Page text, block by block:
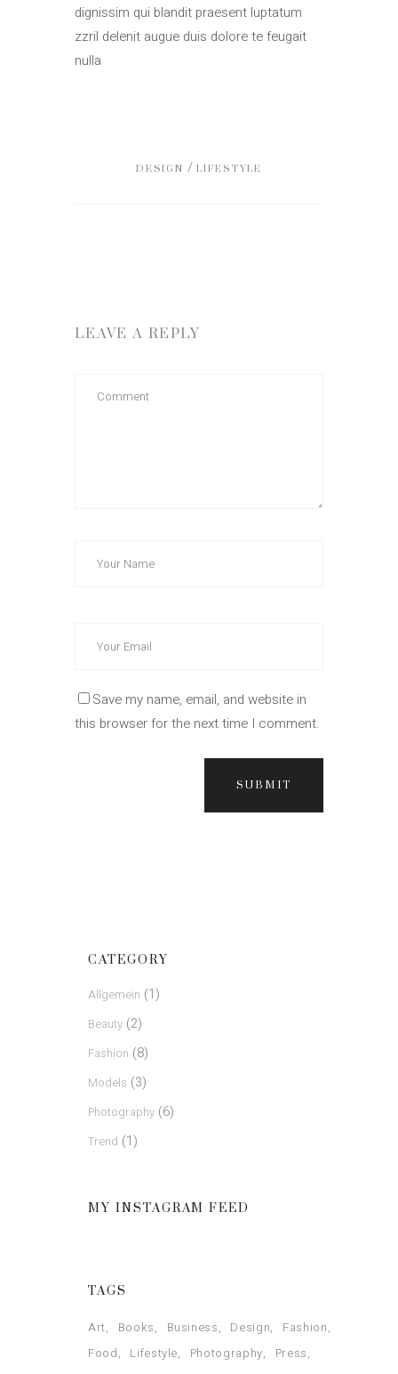
dignissim qui blandit praesent luptatum
zzril delenit augue duis dolore te feugait
nulla
DESIGN /LIFESTYLE
LEAVE A REPLY
Save my name, email, and website in
this browser for the next time I comment.
SUBMIT
CATEGORY
Allgemein (1)
Beauty (2)
Fashion (8)
Models (3)
Photography (6)
Trend (1)
MY INSTAGRAM FEED
TAGS
Art Books Business Design
Fashion
Food
Lifestyle Photography
Press